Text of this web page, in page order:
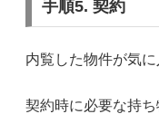
手順5. 契約
内覧した物件が気に
契約時に必要な持ち